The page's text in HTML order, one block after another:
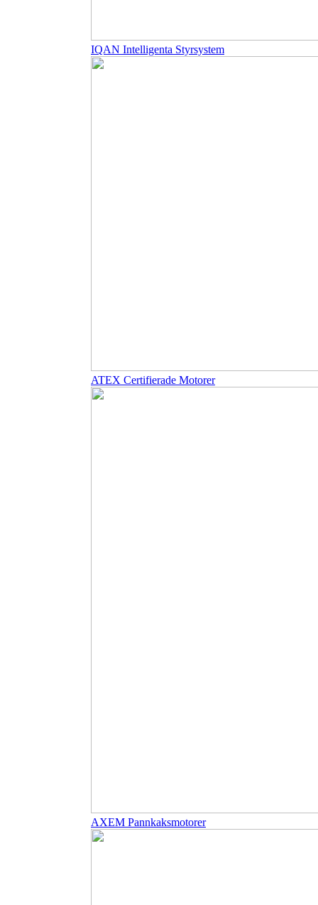
IQAN Intelligenta Styrsystem
ATEX Certifierade Motorer
AXEM Pannkaksmotorer